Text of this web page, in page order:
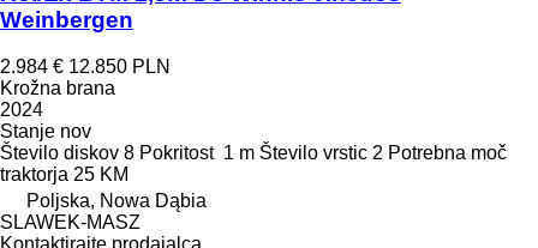
Weinbergen
2.984 € 12.850 PLN
Krožna brana
2024
Stanje nov
Število diskov 8 Pokritost 1 m Število vrstic 2 Potrebna moč
traktorja 25 KM
Poljska, Nowa Dąbia
SLAWEK-MASZ
Kontaktirajte prodajalca